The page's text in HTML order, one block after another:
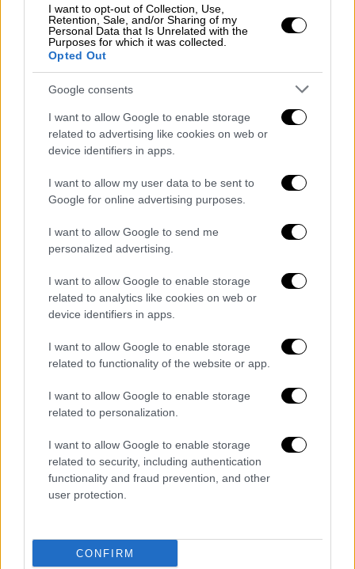
I want to opt-out of Collection, Use,
Retention, Sale, and/or Sharing of my
Personal Data that Is Unrelated with the
Purposes for which it was collected.
Opted Out
Google consents
I want to allow Google to enable storage
related to advertising like cookies on web or
device identifiers in apps.
I want to allow my user data to be sent to
Google for online advertising purposes.
I want to allow Google to send me
personalized advertising.
I want to allow Google to enable storage
related to analytics like cookies on web or
device identifiers in apps.
I want to allow Google to enable storage
related to functionality of the website or app.
I want to allow Google to enable storage
related to personalization.
I want to allow Google to enable storage
related to security, including authentication
functionality and fraud prevention, and other
user protection.
CONFIRM
ξαναγίνουν» ανέφερε χαρακστηριστικά.
«Διαβάζουμε ότι εταιρεία τεχνολογίας ότι
δηλώνει δημοσίως ότι μεταφέρει τα
χρήματά της από τις ΗΠΑ στην Ελλάδα για
ασφάλεια. Φυσικά έγινε πολλή δουλειά τα
τελευταία χρόνια με τονΗρακλή, που
απομειώθηκαν τα κόκκινα δάνεια στις
τράπεζές μας και είμαστε σε μονοψήφιο
αριθμό. Φανταστείτε να ήμασταν ακόμη στα
έχουν σήμερα από τον υψηλότερο λόγο
καταθέσεων προς δάνεια στην Ευρώπη και
το ρυθμιστικό πλαίσιο είναι πάρα πολύ
αυστηρό», πρόσθεσε.
συνεχίσει να δημιουργεί προβλήματα στην
παγκόσμια οικονομία και στις αγορές,
ωστόσοη χώρα μας δεν είναι πια στο
επίκεντρο. Πρέπει να συνεχίσουμε με την
ίδια προσήλωσή στη σταθερότητα της
χώρας μας και στην ενδυνάμωση των
θεσμών», τόνισε ο επικεφαλής του
οικονομικού γραφείου του Πρωθυπουργού.
Αποκάλυψη OPEN: Ναρκοπέδιο θυμίζουν